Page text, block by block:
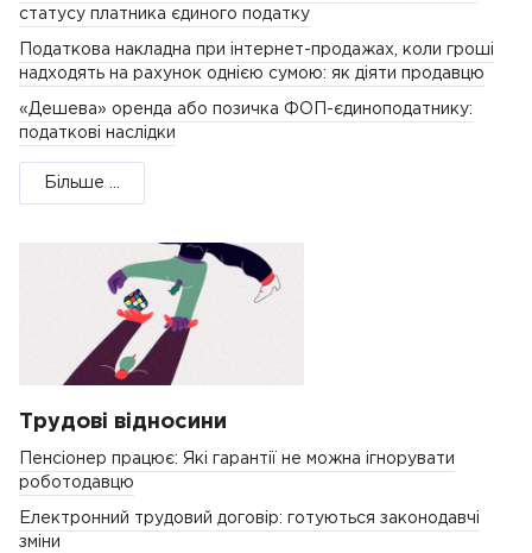
статусу платника єдиного податку
Податкова накладна при інтернет-продажах, коли гроші
надходять на рахунок однією сумою: як діяти продавцю
«Дешева» оренда або позичка ФОП-єдиноподатнику:
податкові наслідки
Більше ...
Трудові відносини
Пенсіонер працює: Які гарантії не можна ігнорувати
роботодавцю
Електронний трудовий договір: готуються законодавчі
зміни